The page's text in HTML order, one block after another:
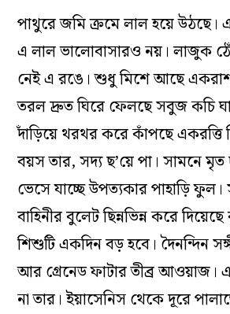
পাথুরে জমি ক্রমে লাল হয়ে
এ লাল ভালোবাসারও নয়। লাজুক
নেই এ রঙে। শুধু মিশে আছে
তরল দ্রুত ঘিরে ফেলছে সবুজ কচি
দাঁড়িয়ে থরথর করে কাঁপছে
বয়স তার, সদ্য ছ’য়ে পা। সামনে মৃত
ভেসে যাচ্ছে উপত্যকার পাহাড়ি ফুল।
বাহিনীর বুলেট ছিন্নভিন্ন করে
শিশুটি একদিন বড় হবে। দৈনন্দিন
আর গ্রেনেড ফাটার তীব্র আওয়াজ।
না তার। ইয়াসেনিস থেকে দূরে